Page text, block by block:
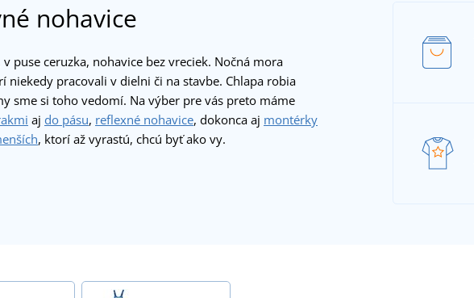
nohavice
puse ceruzka, nohavice bez vreciek. Nočná mora
niekedy pracovali v dielni či na stavbe. Chlapa robia
sme si toho vedomí. Na výber pre vás preto máme
aj do pásu, reflexné nohavice, dokonca aj montérky
, ktorí až vyrastú, chcú byť ako vy.